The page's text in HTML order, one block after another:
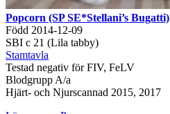
Popcorn (SP SE*Stellani’s Bugatti)
Född 2014-12-09
SBI c 21 (Lila tabby)
Stamtavla
Testad negativ för FIV, FeLV
Blodgrupp A/a
Hjärt- och Njurscannad 2015, 2017